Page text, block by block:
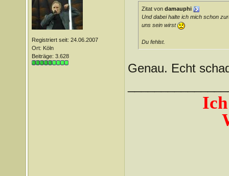
Registriert seit: 24.06.2007
Ort: Köln
Beiträge: 3.628
Zitat von damauphi
Und dabei halte ich mich schon
uns sein wirst
Du fehlst.
Genau. Echt